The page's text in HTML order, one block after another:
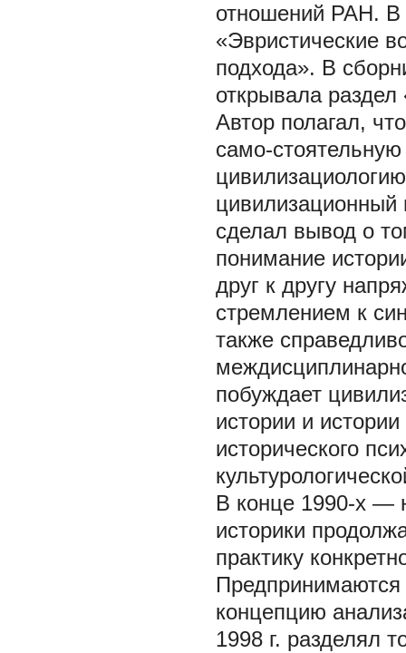
отношений РАН. В
«Эвристические
подхода». В
открывала
Автор полагал,
само-
цивилизационный
сделал вывод о
понимание
друг к другу
стремлением к
также
побуждает
истории и
исторического
В конце 1990-х —
историки
практику
концепцию
1998 г. разделял